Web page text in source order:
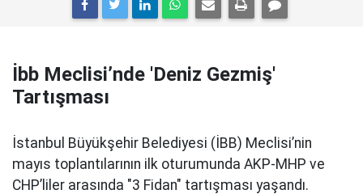
İbb Meclisi’nde 'Deniz Gezmiş'
Tartışması
İstanbul Büyükşehir Belediyesi (İBB) Meclisi’nin
mayıs toplantılarının ilk oturumunda AKP-MHP ve
CHP’liler arasında "3 Fidan" tartışması yaşandı.